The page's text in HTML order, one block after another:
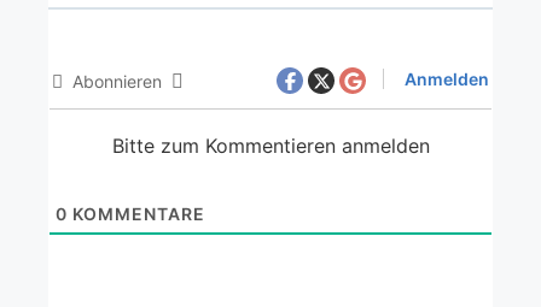
Abonnieren Anmelden
Bitte zum Kommentieren anmelden
0 KOMMENTARE